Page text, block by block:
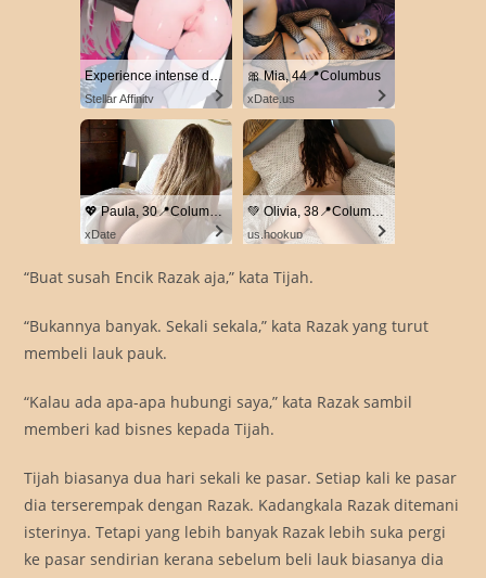
Experience intense desire for girls anytime, anywhere.
Stellar Affinity
🎀 Mia, 44📍Columbus
xDate.us
💖 Paula, 30📍Columbus
xDate
💚 Olivia, 38📍Columbus
us.hookup
“Buat susah Encik Razak aja,” kata Tijah.
“Bukannya banyak. Sekali sekala,” kata Razak yang turut
membeli lauk pauk.
“Kalau ada apa-apa hubungi saya,” kata Razak sambil
memberi kad bisnes kepada Tijah.
Tijah biasanya dua hari sekali ke pasar. Setiap kali ke pasar
dia terserempak dengan Razak. Kadangkala Razak ditemani
isterinya. Tetapi yang lebih banyak Razak lebih suka pergi
ke pasar sendirian kerana sebelum beli lauk biasanya dia